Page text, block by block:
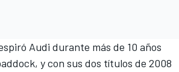
Audi durante más de 10 años
y con sus dos títulos de 2008